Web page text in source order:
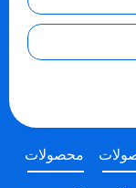
محصولات